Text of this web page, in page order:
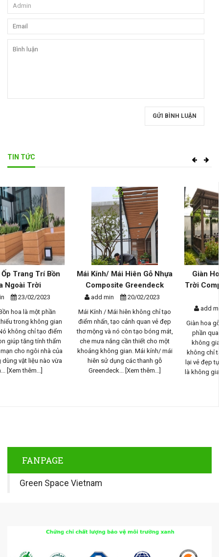
GỬI BÌNH LUẬN
TIN TỨC
Mái Kính/ Mái Hiên Gỗ Nhựa
Composite Greendeck
add min
20/02/2023
Mái Kính / Mái hiên không chỉ tạo
điểm nhấn, tạo cảnh quan vẻ đẹp
thơ mộng và nó còn tạo bóng mát,
che mưa nắng cần thiết cho một
khoảng không gian. Mái kính/ mái
hiên sử dụng các thanh gỗ
Greendeck...
[Xem thêm...]
Giàn Hoa Gỗ Nhựa Ngoài
Trời Composite - Phương Án
Th...
add min
17/02/2023
Giàn hoa gỗ nhựa ngoài trời là một
phần quan trọng trong thiết kế
không gian sống ngoài trời, nó
không chỉ tạo điểm nhấn và mang
lại vẻ đẹp tự nhiên tuyệt vời mà con
là không gian bóng mát cho...[Xem
FANPAGE
Green Space Vietnam